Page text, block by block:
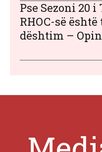
Pse Sezoni 20
RHOC-së
dështim –